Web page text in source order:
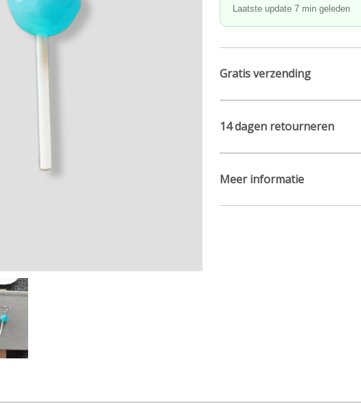
Laatste update 7min geleden
Gratis verzending
14 dagen retourneren
Meer informatie